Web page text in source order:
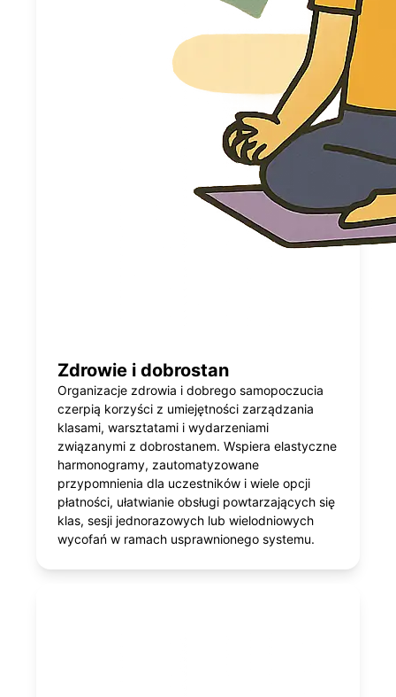
Zdrowie i dobrostan
Organizacje zdrowia i dobrego samopoczucia
czerpią korzyści z umiejętności zarządzania
klasami, warsztatami i wydarzeniami
związanymi z dobrostanem. Wspiera elastyczne
harmonogramy, zautomatyzowane
przypomnienia dla uczestników i wiele opcji
płatności, ułatwianie obsługi powtarzających się
klas, sesji jednorazowych lub wielodniowych
wycofań w ramach usprawnionego systemu.